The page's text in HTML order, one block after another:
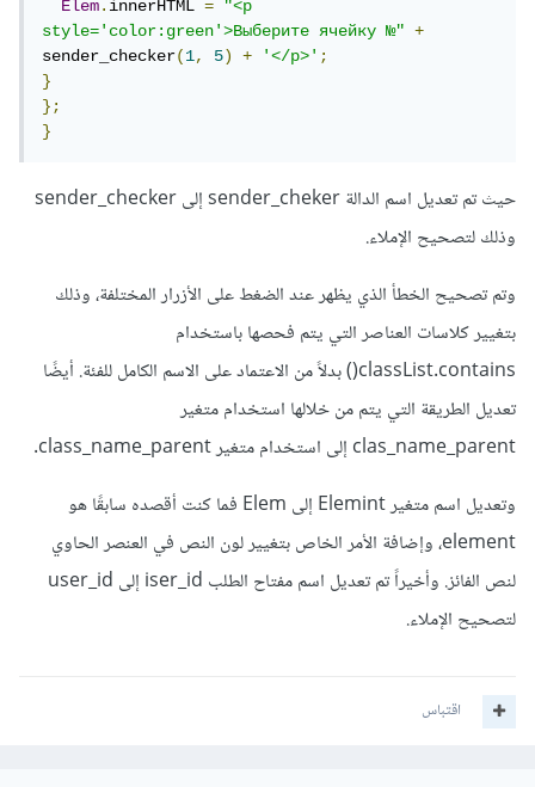
Elem.innerHTML =
"<p
style='color:green'>Выберите ячейку №"
+
sender_checker(1, 5) + '</p>';
}
};
}
حيث تم تعديل اسم الدالة sender_cheker إلى sender_checker
وذلك لتصحيح الإملاء.
وتم تصحيح الخطأ الذي يظهر عند الضغط على الأزرار المختلفة، وذلك
بتغيير كلاسات العناصر التي يتم فحصها باستخدام
classList.contains() بدلاً من الاعتماد على الاسم الكامل للفئة. أيضًا
تعديل الطريقة التي يتم من خلالها استخدام متغير
clas_name_parent إلى استخدام متغير class_name_parent.
وتعديل اسم متغير Elemint إلى Elem فما كنت أقصده سابقًا هو
element، وإضافة الأمر الخاص بتغيير لون النص في العنصر الحاوي
لنص الفائز. وأخيراً تم تعديل اسم مفتاح الطلب iser_id إلى user_id
لتصحيح الإملاء.
اقتباس